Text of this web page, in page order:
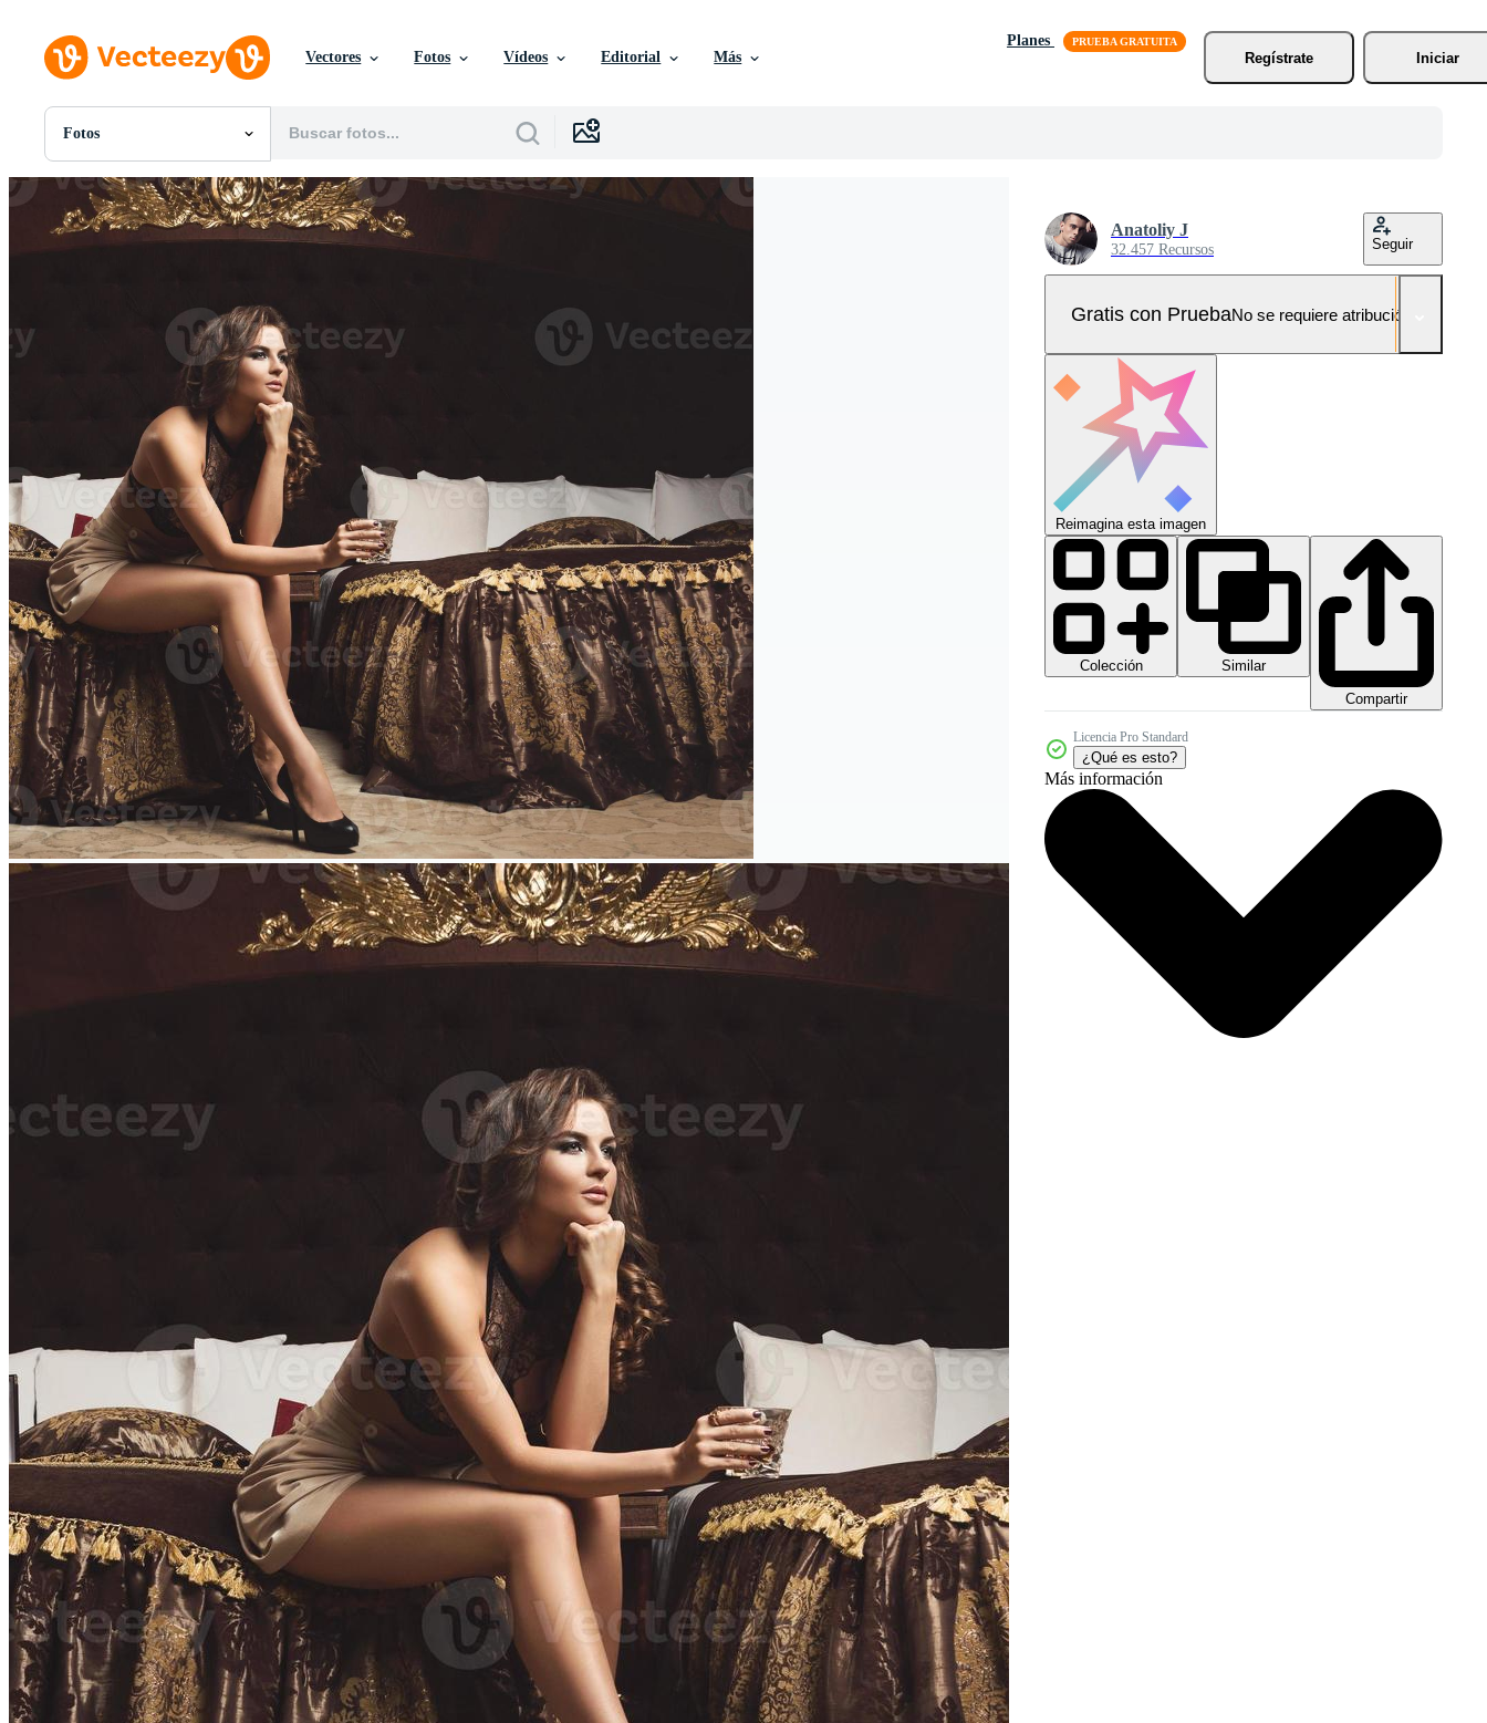
Vectores Fotos Vídeos Editorial Más
Planes
Regístrate
Iniciar
Fotos
Todas Imágenes
Fotos
PNGs
PSDs
Gráficos en Movimiento
Imágenes Editoriales
Eventos Editoriales
Anatoliy J
32.457 Recursos Seguir
Gratis con PruebaNo se requiere atribución!
Reimagina esta imagen
Colección
Similar
Compartir
Licencia Pro Standard
¿Qué es esto?
Más información